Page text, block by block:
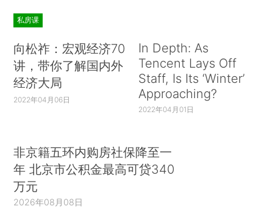
私房课
向松祚：宏观经济70
讲，带你了解国内外
经济大局
2022年04月06日
In Depth: As
Tencent Lays Off
Staff, Is Its ‘Winter’
Approaching?
2022年04月01日
非京籍五环内购房社保降至一
年 北京市公积金最高可贷340
万元
2026年08月08日